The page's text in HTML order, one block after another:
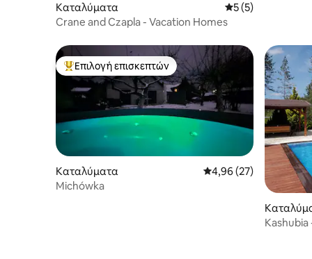
Καταλύματα Μέση βαθμολογία:
5 (5)
Crane and Czapla - Vacation Homes
Κορυφαία επιλογή επισκεπτών
Επιλογή επισκεπτών
Καταλύματα Μέση βαθμολογία:
4,96 (27)
Michówka
Kashubia